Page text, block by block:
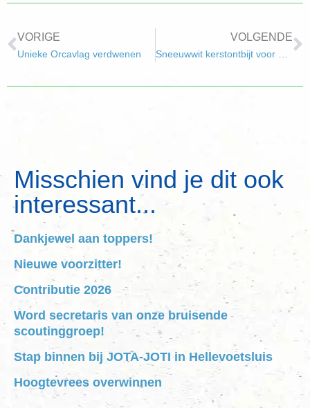
VORIGE
Unieke Orcavlag verdwenen
VOLGENDE
Misschien vind je dit ook
interessant...
Dankjewel aan toppers!
Nieuwe voorzitter!
Contributie 2026
Word secretaris van onze bruisende
scoutinggroep!
Stap binnen bij JOTA-JOTI in Hellevoetsluis
Hoogtevrees overwinnen